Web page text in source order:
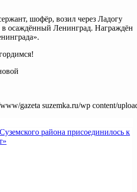
шофёр, возил через Ладогу
осаждённый Ленинград. Награждён
gazeta suzemka.ru/wp content/